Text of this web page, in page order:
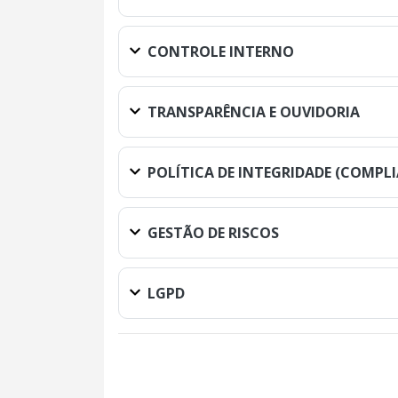
CONTROLE INTERNO
TRANSPARÊNCIA E OUVIDORIA
POLÍTICA DE INTEGRIDADE
GESTÃO DE RISCOS
LGPD